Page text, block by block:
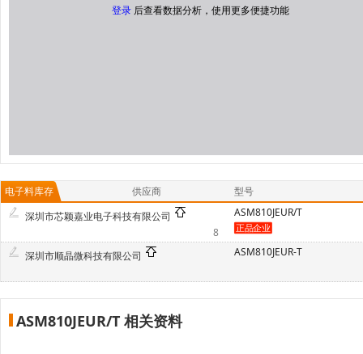
登录 后查看数据分析，使用更多便捷功能
电子料库存 供应商
型号
深圳市芯颖嘉业电子科技有限公司
8
ASM810JEUR/T
深圳市顺晶微科技有限公司 ASM810JEUR-T
ASM810JEUR/T 相关资料